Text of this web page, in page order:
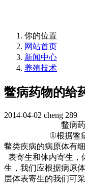
你的位置
网站首页
新闻中心
养殖技术
鳖病药物的给
2014-04-02 cheng 289
鳖病
①根据鳖
鳖类疾病的病原体有
表寄生和体内寄生，
生，我们应根据病原
层体表寄生的我们可